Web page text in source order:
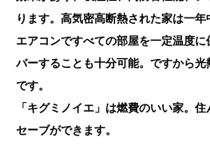
ります。高気密高断熱された家は一
エアコンですべての部屋を一定温度
バーすることも十分可能。ですから
です。
「キグミノイエ」は燃費のいい家。
セーブができます。